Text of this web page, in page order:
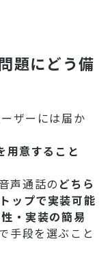
題にどう備
ザーには届か
用意すること
声通話の どちら
ップで実装可能
・実装の簡易
手段を選ぶこと